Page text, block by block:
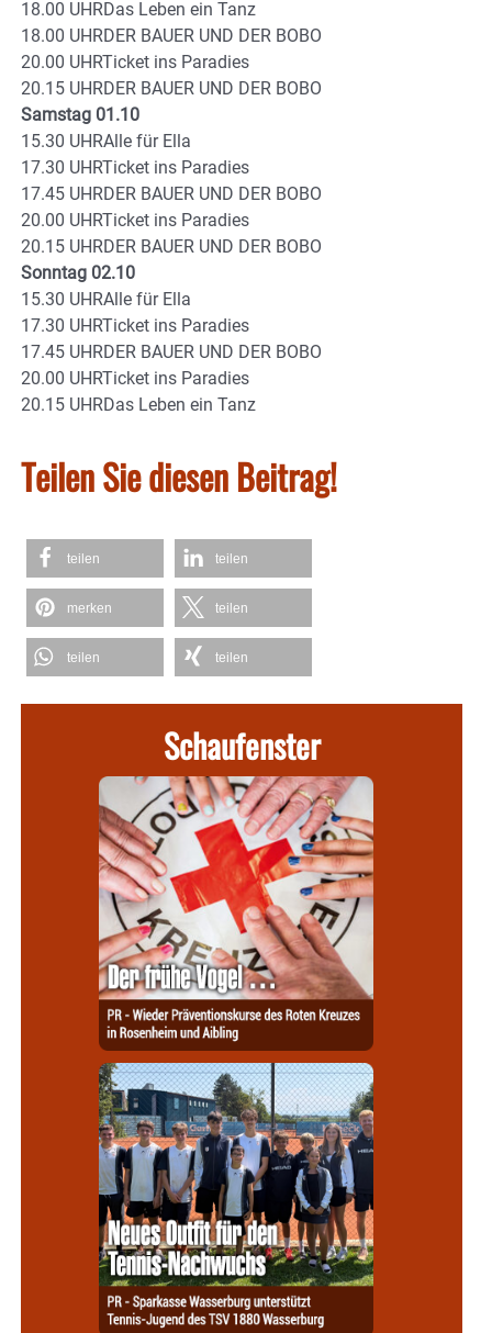
18.00 UHRDas Leben ein Tanz
18.00 UHRDER BAUER UND DER BOBO
20.00 UHRTicket ins Paradies
20.15 UHRDER BAUER UND DER BOBO
Samstag 01.10
15.30 UHRAlle für Ella
17.30 UHRTicket ins Paradies
17.45 UHRDER BAUER UND DER BOBO
20.00 UHRTicket ins Paradies
20.15 UHRDER BAUER UND DER BOBO
Sonntag 02.10
15.30 UHRAlle für Ella
17.30 UHRTicket ins Paradies
17.45 UHRDER BAUER UND DER BOBO
20.00 UHRTicket ins Paradies
20.15 UHRDas Leben ein Tanz
Teilen Sie diesen Beitrag!
teilen teilen
merken teilen
teilen teilen
Schaufenster